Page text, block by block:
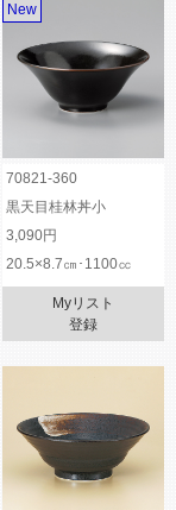
New
70821-360
黒天目桂林丼小
3,090円
20.5×8.7㎝･1100㏄
Myリスト
登録